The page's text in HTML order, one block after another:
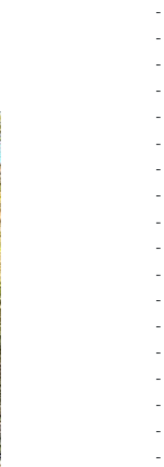
-
-
-
-
-
-
-
-
-
-
-
-
-
-
-
-
-
-